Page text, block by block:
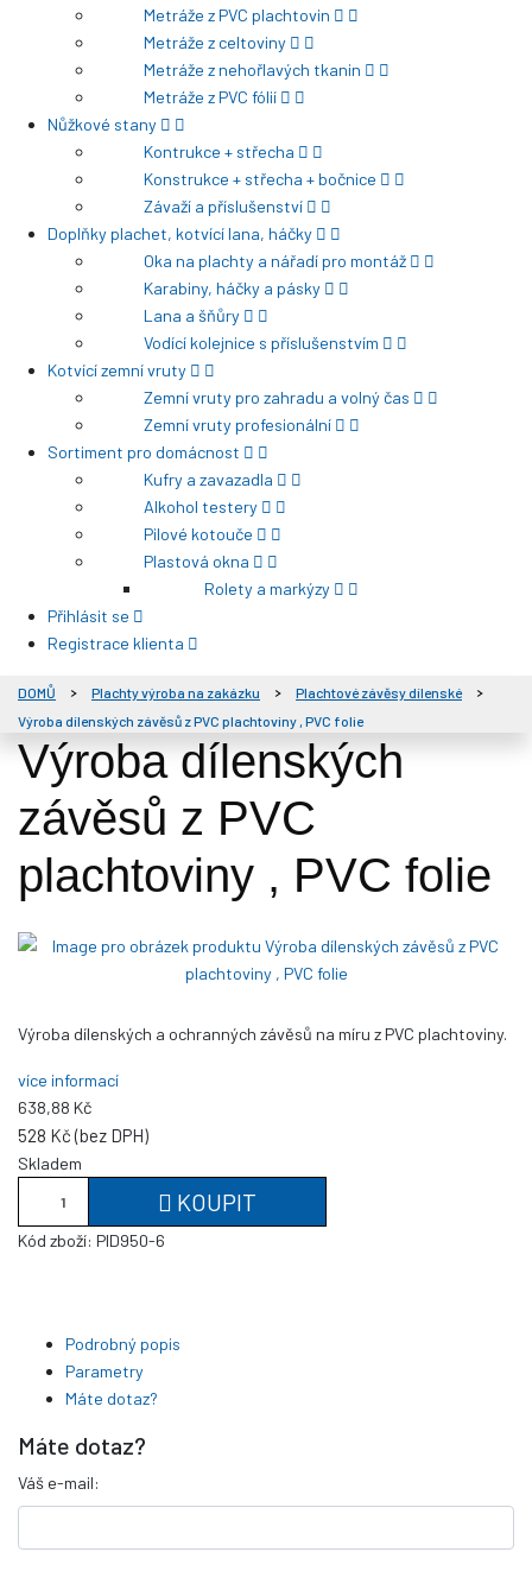
Metráže z PVC plachtovin
Metráže z celtoviny
Metráže z nehořlavých tkanin
Metráže z PVC fólií
Nůžkové stany
Kontrukce + střecha
Konstrukce + střecha + bočnice
Závaží a příslušenství
Doplňky plachet, kotvící lana, háčky
Oka na plachty a nářadí pro montáž
Karabiny, háčky a pásky
Lana a šňůry
Vodící kolejnice s příslušenstvím
Kotvící zemní vruty
Zemní vruty pro zahradu a volný čas
Zemní vruty profesionální
Sortiment pro domácnost
Kufry a zavazadla
Alkohol testery
Pilové kotouče
Plastová okna
Rolety a markýzy
Přihlásit se
Registrace klienta
DOMŮ Plachty výroba na zakázku
Plachtové závěsy dílenské
Výroba dílenských závěsů z PVC plachtoviny , PVC folie
Výroba dílenských
závěsů z PVC
plachtoviny , PVC folie
Výroba dílenských a ochranných závěsů na míru z PVC plachtoviny.
více informací
638,88 Kč
528 Kč (bez DPH)
Skladem
KOUPIT
Kód zboží: PID950-6
Podrobný popis
Parametry
Máte dotaz?
Máte dotaz?
Váš e-mail: